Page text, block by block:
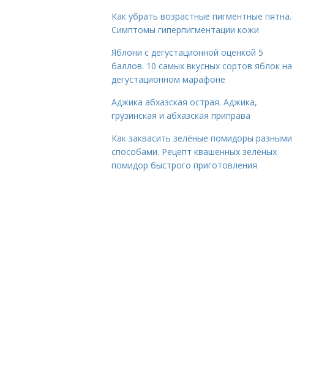
Как убрать возрастные пигментные пятна.
Симптомы гиперпигментации кожи
Яблони с дегустационной оценкой 5
баллов. 10 самых вкусных сортов яблок на
дегустационном марафоне
Аджика абхазская острая. Аджика,
грузинская и абхазская приправа
Как заквасить зелёные помидоры разными
способами. Рецепт квашенных зеленых
помидор быстрого приготовления